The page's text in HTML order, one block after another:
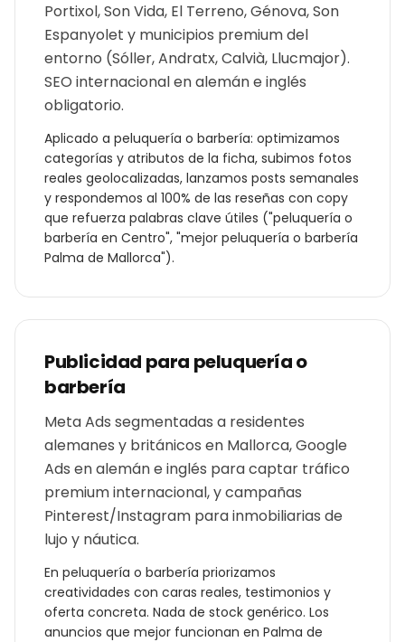
Portixol, Son Vida, El Terreno, Génova, Son
Espanyolet y municipios premium del
entorno (Sóller, Andratx, Calvià, Llucmajor).
SEO internacional en alemán e inglés
obligatorio.
Aplicado a peluquería o barbería: optimizamos
categorías y atributos de la ficha, subimos fotos
reales geolocalizadas, lanzamos posts semanales
y respondemos al 100% de las reseñas con copy
que refuerza palabras clave útiles ("peluquería o
barbería en Centro", "mejor peluquería o barbería
Palma de Mallorca").
Publicidad para peluquería o
barbería
Meta Ads segmentadas a residentes
alemanes y británicos en Mallorca, Google
Ads en alemán e inglés para captar tráfico
premium internacional, y campañas
Pinterest/Instagram para inmobiliarias de
lujo y náutica.
En peluquería o barbería priorizamos
creatividades con caras reales, testimonios y
oferta concreta. Nada de stock genérico. Los
anuncios que mejor funcionan en Palma de